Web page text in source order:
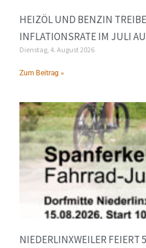
HEIZÖL UND BENZIN
INFLATIONSRATE IM JULI
Dienstag, 4. August 2026
Zum Beitrag »
NIEDERLINXWEILER FEIERT